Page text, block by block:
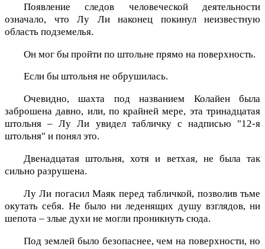
Появление следов человеческой деятельности
означало, что Лу Ли наконец покинул неизвестную
область подземелья.
Он мог бы пройти по штольне прямо на поверхность.
Если бы штольня не обрушилась.
Очевидно, шахта под названием Колайен была
заброшена давно, или, по крайней мере, эта тринадцатая
штольня – Лу Ли увидел табличку с надписью "12-я
штольня" и понял это.
Двенадцатая штольня, хотя и ветхая, не была так
сильно разрушена.
Лу Ли погасил Маяк перед табличкой, позволив тьме
окутать себя. Не было ни леденящих душу взглядов, ни
шепота – злые духи не могли проникнуть сюда.
Под землей было безопаснее, чем на поверхности, но